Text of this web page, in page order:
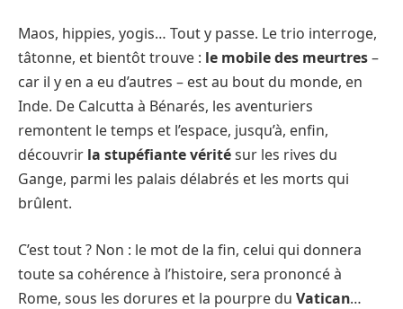
Maos, hippies, yogis… Tout y passe. Le trio interroge,
tâtonne, et bientôt trouve : le mobile des meurtres–
car il y en a eu d’autres – est au bout du monde, en
Inde. De Calcutta à Bénarés, les aventuriers
remontent le temps et l’espace, jusqu’à, enfin,
découvrir la stupéfiante véritésur les rives du
Gange, parmi les palais délabrés et les morts qui
brûlent.
C’est tout ? Non : le mot de la fin, celui qui donnera
toute sa cohérence à l’histoire, sera prononcé à
Rome, sous les dorures et la pourpre du Vatican…